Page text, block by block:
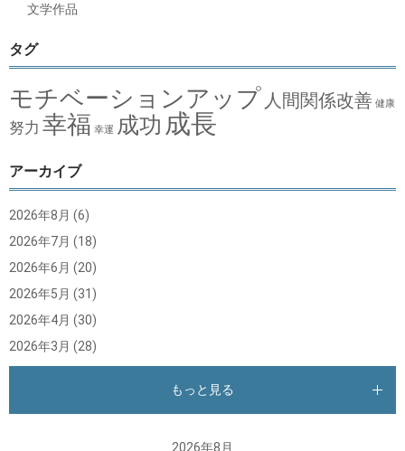
文学作品
タグ
モチベーションアップ 人間関係改善 健康
努力 幸福 幸運 成功 成長
アーカイブ
2026年8月 (6)
2026年7月 (18)
2026年6月 (20)
2026年5月 (31)
2026年4月 (30)
2026年3月 (28)
もっと見る
2026年8月